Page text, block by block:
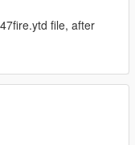
file, after